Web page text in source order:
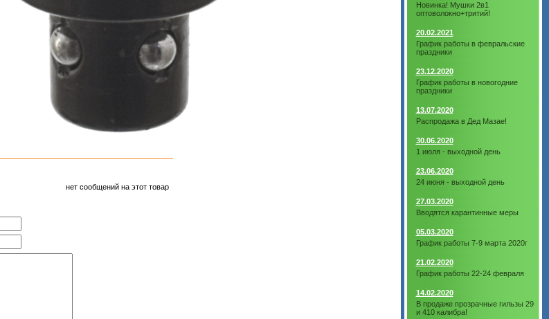
нет сообщений на этот товар
Новинка! Мушки 2в1
оптоволокно+тритий!
20.02.2021
График работы в февральские
праздники
23.12.2020
График работы в новогодние
праздники
13.07.2020
Распродажа в Дед Мазае!
30.06.2020
1 июля - выходной день
23.06.2020
24 июня - выходной день
27.03.2020
Вводятся карантинные меры
05.03.2020
График работы 7-9 марта 2020г
21.02.2020
График работы 22-24 февраля
14.02.2020
В продаже прозрачные гильзы 29
и 410 калибра!